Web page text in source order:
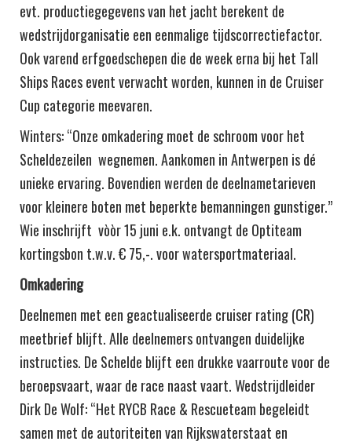
evt. productiegegevens van het jacht berekent de
wedstrijdorganisatie een eenmalige tijdscorrectiefactor.
Ook varend erfgoedschepen die de week erna bij het Tall
Ships Races event verwacht worden, kunnen in de Cruiser
Cup categorie meevaren.
Winters: “Onze omkadering moet de schroom voor het
Scheldezeilen wegnemen. Aankomen in Antwerpen is dé
unieke ervaring. Bovendien werden de deelnametarieven
voor kleinere boten met beperkte bemanningen gunstiger.”
Wie inschrijft vòòr 15 juni e.k. ontvangt de Optiteam
kortingsbon t.w.v. € 75,-. voor watersportmateriaal.
Omkadering
Deelnemen met een geactualiseerde cruiser rating (CR)
meetbrief blijft. Alle deelnemers ontvangen duidelijke
instructies. De Schelde blijft een drukke vaarroute voor de
beroepsvaart, waar de race naast vaart. Wedstrijdleider
Dirk De Wolf: “Het RYCB Race & Rescueteam begeleidt
samen met de autoriteiten van Rijkswaterstaat en